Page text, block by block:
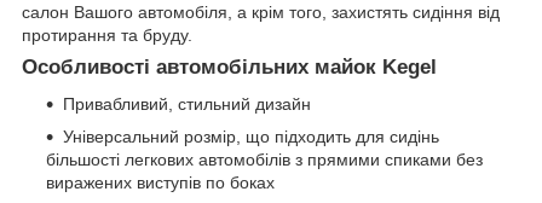
салон Вашого автомобіля, а крім того, захистять сидіння від
протирання та бруду.
Особливості автомобільних майок Kegel
Привабливий, стильний дизайн
Універсальний розмір, що підходить для сидінь
більшості легкових автомобілів з прямими спиками без
виражених виступів по боках